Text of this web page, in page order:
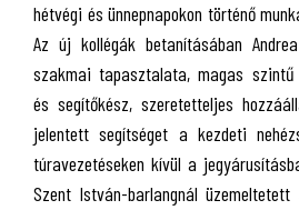
hétvégi és ünnepnapokon történő
Az új kollégák betanításában
szakmai tapasztalata, magas
és segítőkész, szeretetteljes
jelentett segítséget a kezdeti
túravezetéseken kívül a
Szent István-barlangnál